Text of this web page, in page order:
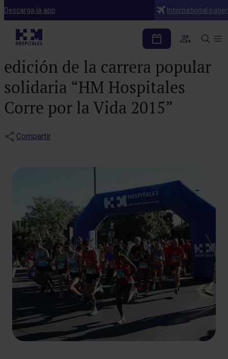
Descarga la app International
Notas de prensa
Abiertas las
inscripciones para la sexta
edición de la carrera popular
solidaria “HM Hospitales
Corre por la Vida 2015”
Compartir